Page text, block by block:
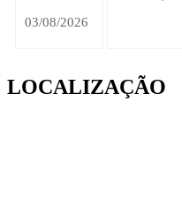
03/08/2026
LOCALIZAÇÃO